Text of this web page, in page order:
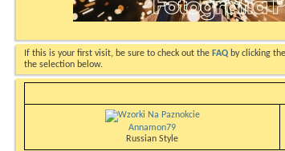
If this is your first visit, be sure to check out the FAQ by clicking
the selection below.
Annamon79
Russian Style